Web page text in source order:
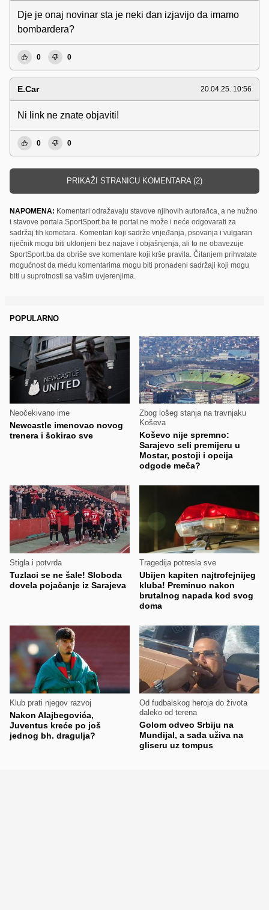
Dje je onaj novinar sta je neki dan izjavijo da imamo
bombardera?
0 0
E.Car 20.04.25. 10:56
Ni link ne znate objaviti!
0 0
PRIKAŽI STRANICU KOMENTARA (2)
NAPOMENA: Komentari odražavaju stavove njihovih autora/ica, a ne nužno
i stavove portala SportSport.ba te portal ne može i neće odgovarati za
sadržaj tih kometara. Komentari koji sadrže vrijeđanja, psovanja i vulgaran
riječnik mogu biti uklonjeni bez najave i objašnjenja, ali to ne obavezuje
SportSport.ba da obriše sve komentare koji krše pravila. Čitanjem prihvatate
mogućnost da među komentarima mogu biti pronađeni sadržaji koji mogu
biti u suprotnosti sa vašim uvjerenjima.
POPULARNO
Neočekivano ime
Newcastle imenovao novog
trenera i šokirao sve
Zbog lošeg stanja na travnjaku
Koševa
Koševo nije spremno:
Sarajevo seli premijeru u
Mostar, postoji i opcija
odgode meča?
Stigla i potvrda
Tuzlaci se ne šale! Sloboda
dovela pojačanje iz Sarajeva
Tragedija potresla sve
Ubijen kapiten najtrofejnijeg
kluba! Preminuo nakon
brutalnog napada kod svog
doma
Klub prati njegov razvoj
Nakon Alajbegovića,
Juventus kreće po još
jednog bh. dragulja?
Od fudbalskog heroja do života
daleko od terena
Golom odveo Srbiju na
Mundijal, a sada uživa na
gliseru uz tompus